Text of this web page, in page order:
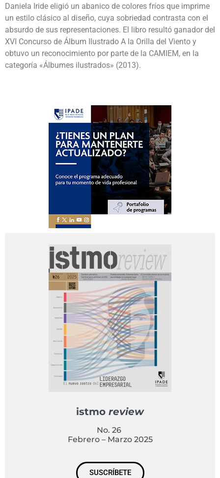
Daniela Iride eligió un abanico de colores fríos que imprime
un estilo clásico al diseño, cuya sobriedad contrasta con el
absurdo de sus representaciones. El libro resultó ganador del
XVI Concurso de Álbum Ilustrado A la Orilla del Viento y
obtuvo un reconocimiento por parte de la CAMIEM, en la
categoría «Álbumes ilustrados» (2013).
istmo review
No. 26
Febrero – Marzo 2025
SUSCRÍBETE